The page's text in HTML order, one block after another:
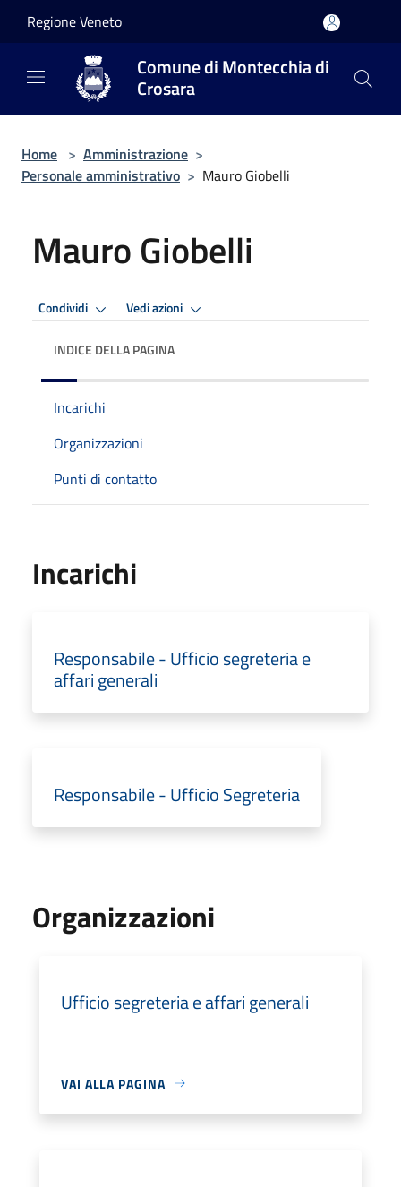
Regione Veneto
Comune di Montecchia di
Crosara
Home > Amministrazione >
Personale amministrativo > Mauro Giobelli
Mauro Giobelli
Condividi Vedi azioni
INDICE DELLA PAGINA
Incarichi
Organizzazioni
Punti di contatto
Incarichi
Responsabile - Ufficio segreteria e
affari generali
Responsabile - Ufficio Segreteria
Organizzazioni
Ufficio segreteria e affari generali
VAI ALLA PAGINA